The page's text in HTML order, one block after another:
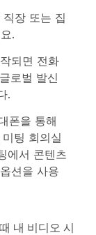
장 또는 집
.
되면 전화
로벌 발신
.
폰을 통해
팅 회의실
에서 콘텐츠
션을 사용
내 비디오 시